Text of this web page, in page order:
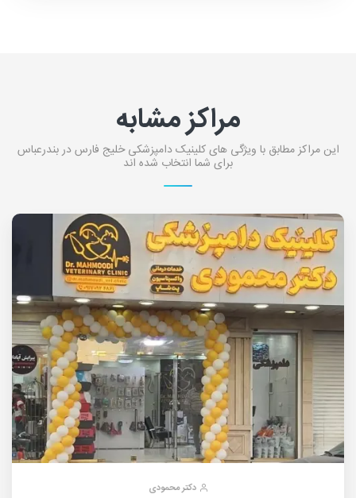
مراکز مشابه
این مراکز مطابق با ویژگی های کلینیک دامپزشکی خلیج فارس در بندرعباس
برای شما انتخاب شده اند
دکتر محمودی